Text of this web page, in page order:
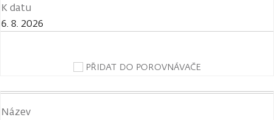
K datu
6. 8. 2026
PŘIDAT DO POROVNÁVAČE
Název